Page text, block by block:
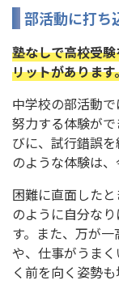
部活動に打ち
塾なしで高校受
リットがあります
中学校の部活動
努力する体験が
びに、試行錯誤
のような体験は、
困難に直面した
のように自分な
す。また、万が
や、仕事がうま
く前を向く姿勢